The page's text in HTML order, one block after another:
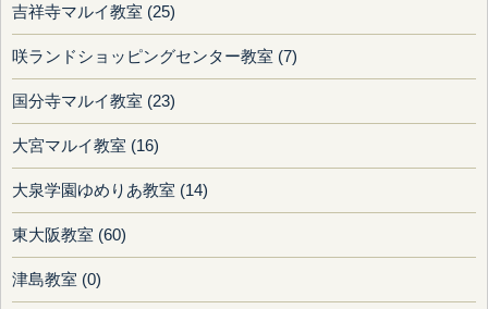
吉祥寺マルイ教室 (25)
咲ランドショッピングセンター教室 (7)
国分寺マルイ教室 (23)
大宮マルイ教室 (16)
大泉学園ゆめりあ教室 (14)
東大阪教室 (60)
津島教室 (0)